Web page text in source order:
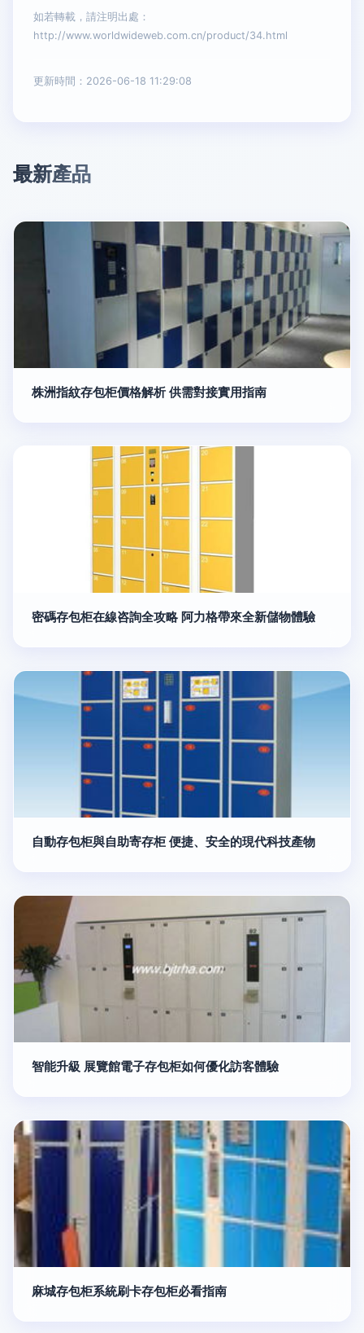
如若轉載，請注明出處：
http://www.worldwideweb.com.cn/product/34.html
更新時間：2026-06-18 11:29:08
最新產品
株洲指紋存包柜價格解析 供需對接實用指南
密碼存包柜在線咨詢全攻略 阿力格帶來全新儲物體驗
自動存包柜與自助寄存柜 便捷、安全的現代科技產物
智能升級 展覽館電子存包柜如何優化訪客體驗
麻城存包柜系統刷卡存包柜必看指南